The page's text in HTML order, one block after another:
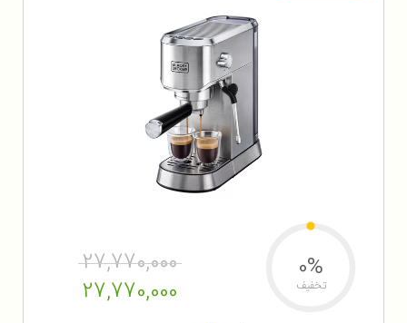
27,770,000
27,770,000
0%
تخفیف